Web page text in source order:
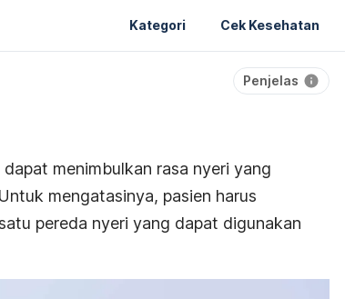
Kategori Cek Kesehatan
Penjelas
menimbulkan rasa nyeri yang
mengatasinya, pasien harus
pereda nyeri yang dapat digunakan